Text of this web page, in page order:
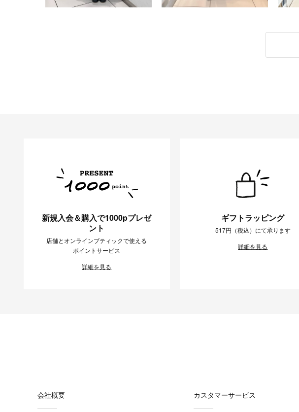
新規入会＆購入で1000pプレゼ
ント
店舗とオンラインブティックで使える
ポイントサービス
詳細を見る
ギフトラッピング
517円（税込）にて承ります
詳細を見る
会社概要 カスタマーサービス